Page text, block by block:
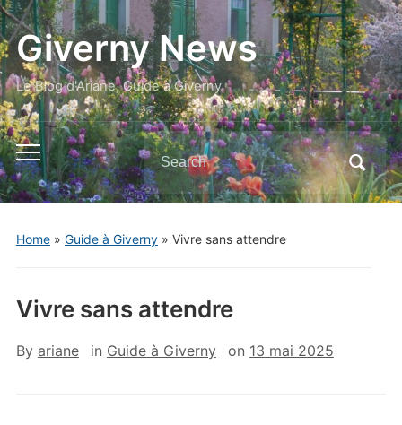
Giverny News
Le Blog d'Ariane, Guide à Giverny
Toggle
mobile
menu
Search
for:
Home» Guide à Giverny» Vivre sans attendre
Vivre sans attendre
By ariane in Guide à Giverny on 13 mai 2025